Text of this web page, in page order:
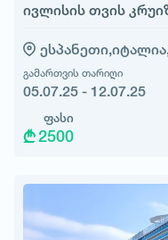
ივლისის თვის
ესპანეთი,
გამართვის თარიღი
05.07.25 - 12.07.25
ფასი
2500